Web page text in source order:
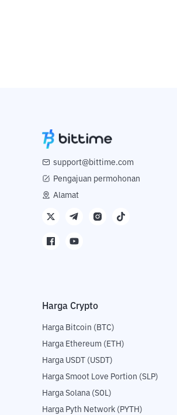
support@bittime.com
Pengajuan permohonan
Alamat
Harga Crypto
Harga Bitcoin (BTC)
Harga Ethereum (ETH)
Harga USDT (USDT)
Harga Smoot Love Portion (SLP)
Harga Solana (SOL)
Harga Pyth Network (PYTH)